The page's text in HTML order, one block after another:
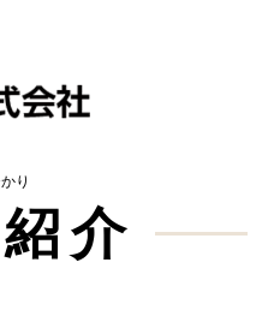
り
介